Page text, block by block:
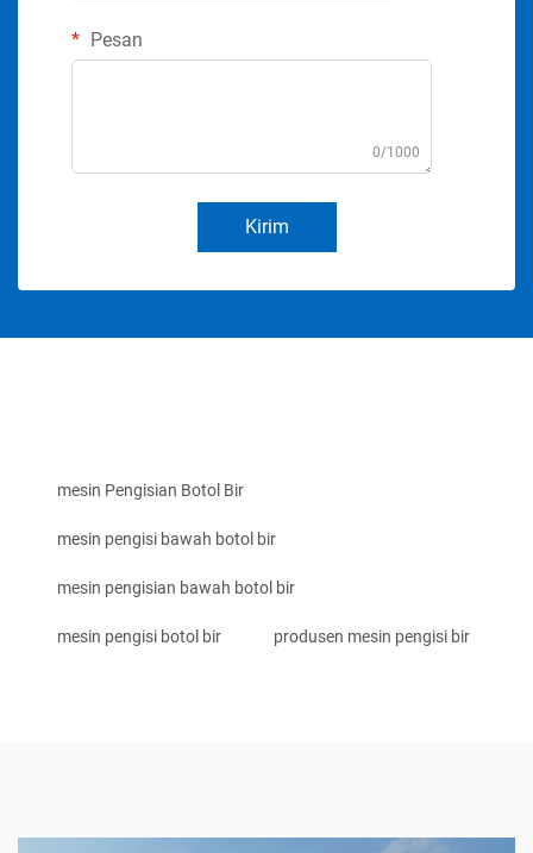
Pesan
0/1000
Kirim
mesin Pengisian Botol Bir
mesin pengisi bawah botol bir
mesin pengisian bawah botol bir
mesin pengisi botol bir produsen mesin pengisi bir